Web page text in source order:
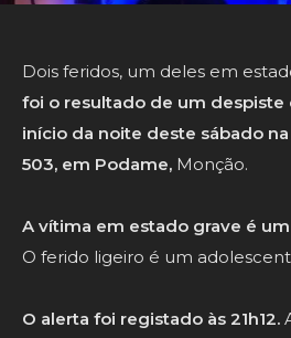
Dois feridos, um deles em
foi o resultado de um
início da noite deste sábado
503, em Podame, Monção.
A vítima em estado grave é
O ferido ligeiro é um
O alerta foi registado às 21h12.